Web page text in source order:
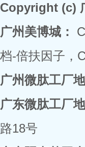
Copyright (c)
广州美博城：
档-倍扶因子，
广州微肽工厂地
广东微肽工厂地
路18号